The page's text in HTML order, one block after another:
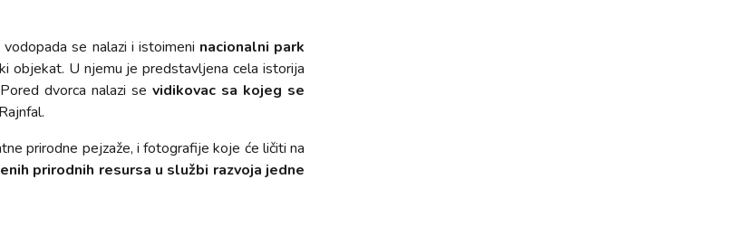
se nalazi i istoimeni nacionalni park
objekat. U njemu je predstavljena cela istorija
dvorca nalazi sevidikovac sa kojeg se
prirodne pejzaže, i fotografije koje će ličiti na
prirodnih resursa u službi razvoja jedne